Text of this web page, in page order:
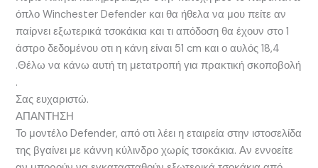
όπλο Winchester Defender και θα ήθελα να μου πείτε αν
παίρνει εξωτερικά τσοκάκια και τι απόδοση θα έχουν στο 1
άστρο δεδομένου οτι η κάνη είναι 51 cm και ο αυλός 18,4
.Θέλω να κάνω αυτή τη μετατροπή για πρακτική σκοποβολή
.
Σας ευχαριστώ.
ΑΠΑΝΤΗΣΗ
Το μοντέλο Defender, από οτι λέει η εταιρεία στην ιστοσελίδα
της βγαίνει με κάννη κύλινδρο χωρίς τσοκάκια. Αν εννοείτε